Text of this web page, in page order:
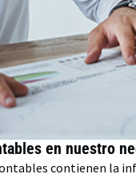
en nuestro
contienen la